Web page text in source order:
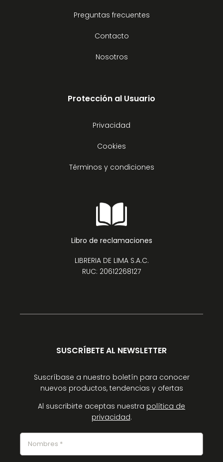
Preguntas frecuentes
Contacto
Nosotros
Protección al Usuario
Privacidad
Cookies
Términos y condiciones
Libro de reclamaciones
LIBRERIA DE LIMA S.A.C.
RUC: 20612268127
SUSCRÍBETE AL NEWSLETTER
Suscríbase a nuestro boletín para conocer
nuevos productos, tendencias y ofertas
Al suscribirte aceptas nuestra política de
privacidad.